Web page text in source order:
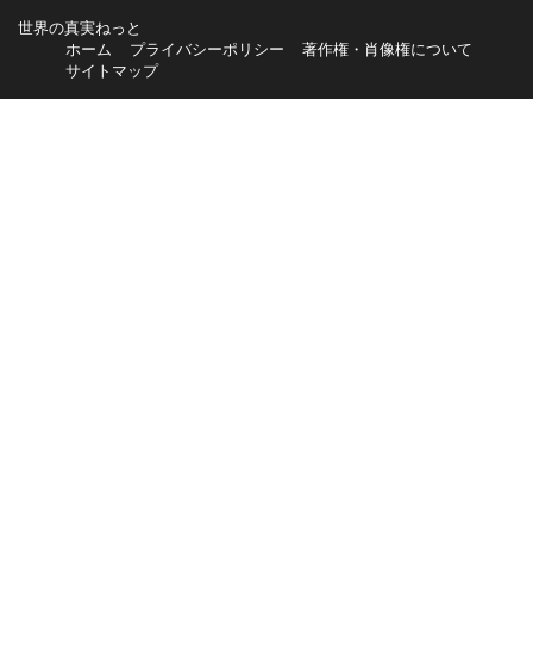
世界の真実ねっと
ホーム
プライバシーポリシー
著作権・肖像権について
サイトマップ